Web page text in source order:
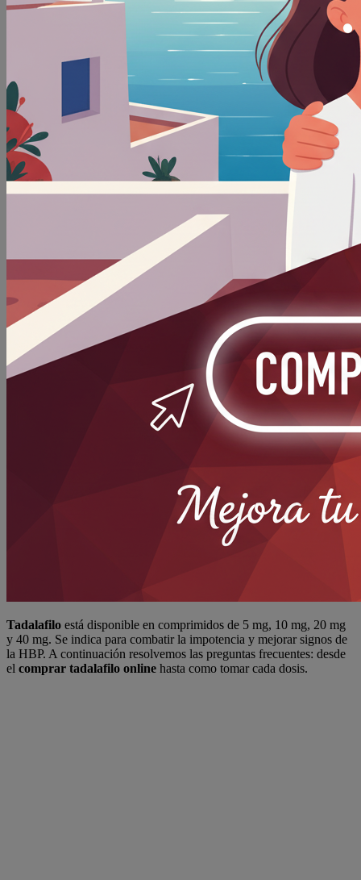
Tadalafilo está disponible en comprimidos de 5 mg, 10 mg, 20 mg
y 40 mg. Se indica para combatir la impotencia y mejorar signos de
la HBP. A continuación resolvemos las preguntas frecuentes: desde
el comprar tadalafilo online hasta como tomar cada dosis.